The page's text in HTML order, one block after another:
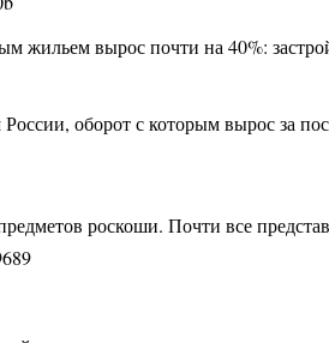
жильем вырос почти на 40%:
оборот с которым вырос за
роскоши. Почти все